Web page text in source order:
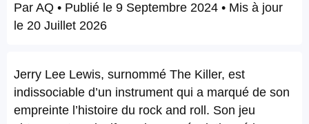
Par AQ • Publié le 9 Septembre 2024 • Mis à jour
le 20 Juillet 2026
Jerry Lee Lewis, surnommé The Killer, est
indissociable d’un instrument qui a marqué de son
empreinte l’histoire du rock and roll. Son jeu